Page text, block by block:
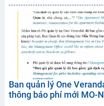
Ban quản lý One
thông báo phí mới MO-